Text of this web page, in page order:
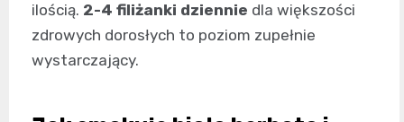
ilością. 2-4 filiżanki dziennie dla większości
zdrowych dorosłych to poziom zupełnie
wystarczający.